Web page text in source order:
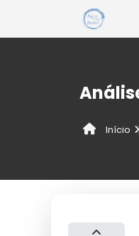
Início